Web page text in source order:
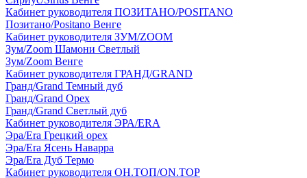
Кабинет руководителя ПОЗИТАНО/POSITANO
Позитано/Positano Венге
Кабинет руководителя ЗУМ/ZOOM
Зум/Zoom Шамони Светлый
Зум/Zoom Венге
Кабинет руководителя ГРАНД/GRAND
Гранд/Grand Темный дуб
Гранд/Grand Орех
Гранд/Grand Светлый дуб
Кабинет руководителя ЭРА/ERA
Эра/Era Грецкий орех
Эра/Era Ясень Наварра
Эра/Era Дуб Термо
Кабинет руководителя ОН.ТОП/ON.TOP